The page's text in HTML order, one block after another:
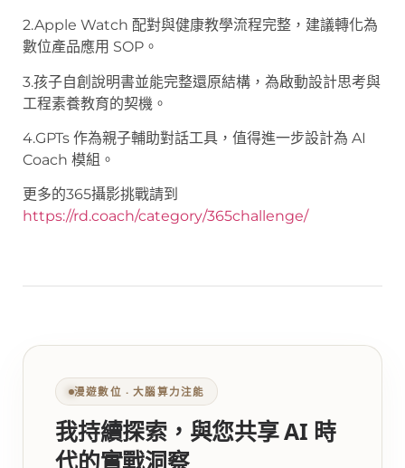
2.Apple Watch 配對與健康教學流程完整，建議轉化為
數位產品應用 SOP。
3.孩子自創說明書並能完整還原結構，為啟動設計思考與
工程素養教育的契機。
4.GPTs 作為親子輔助對話工具，值得進一步設計為 AI
Coach 模組。
更多的365攝影挑戰請到
https://rd.coach/category/365challenge/
漫遊數位 ‧ 大腦算力注能
我持續探索，與您共享 AI 時
代的實戰洞察